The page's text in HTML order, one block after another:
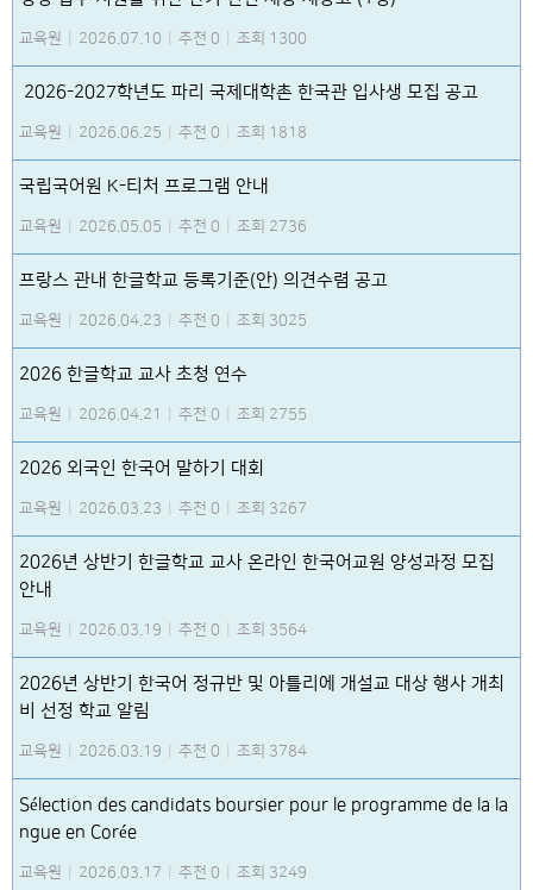
교육원 2026.07.10 추천 0 조회 1300
2026-2027학년도 파리 국제대학촌 한국관 입사생 모집 공고
교육원 2026.06.25 추천 0 조회 1818
국립국어원 K-티처 프로그램 안내
교육원 2026.05.05 추천 0 조회 2736
프랑스 관내 한글학교 등록기준(안) 의견수렴 공고
교육원 2026.04.23 추천 0 조회 3025
2026 한글학교 교사 초청 연수
교육원 2026.04.21 추천 0 조회 2755
2026 외국인 한국어 말하기 대회
교육원 2026.03.23 추천 0 조회 3267
2026년 상반기 한글학교 교사 온라인 한국어교원 양성과정 모집
안내
교육원 2026.03.19 추천 0 조회 3564
2026년 상반기 한국어 정규반 및 아틀리에 개설교 대상 행사 개최
비 선정 학교 알림
교육원 2026.03.19 추천 0 조회 3784
Sélection des candidats boursier pour le programme de la la
ngue en Corée
교육원 2026.03.17 추천 0 조회 3249